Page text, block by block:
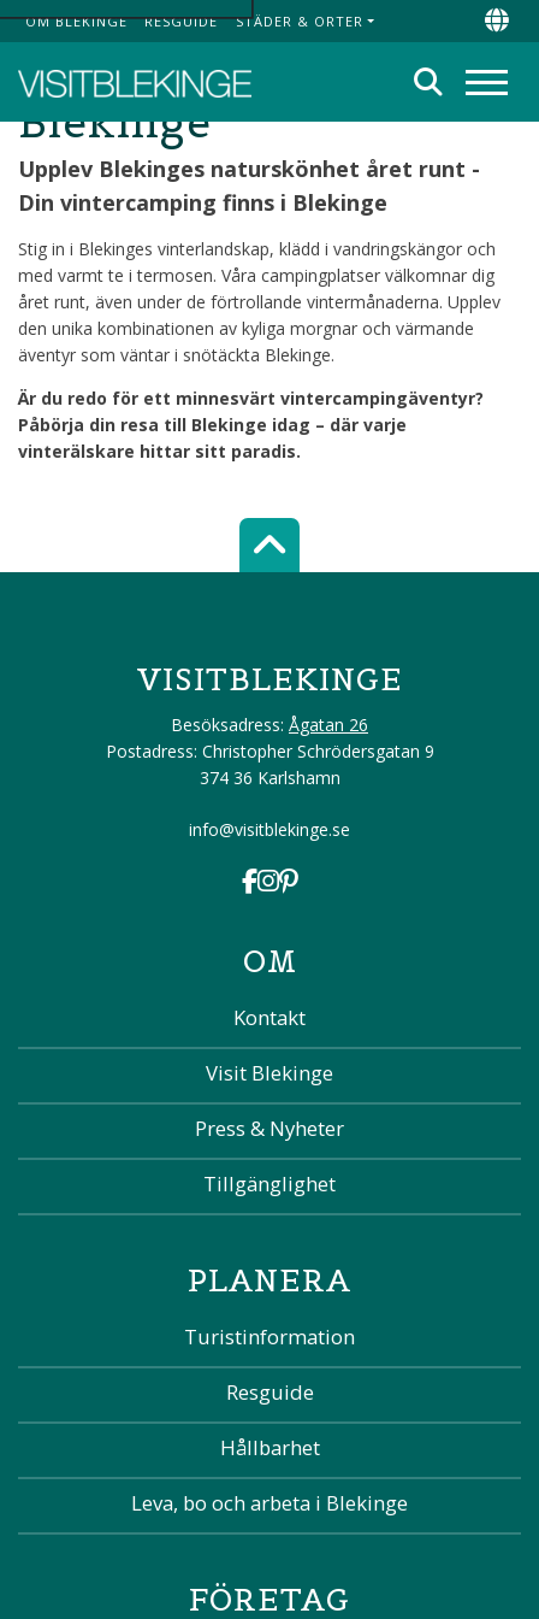
Top Menu
OM BLEKINGE RESGUIDE STÄDER & ORTER
Sök
Vintercampingar i
Blekinge
Upplev Blekinges naturskönhet året runt -
Din vintercamping finns i Blekinge
Stig in i Blekinges vinterlandskap, klädd i vandringskängor och
med varmt te i termosen. Våra campingplatser välkomnar dig
året runt, även under de förtrollande vintermånaderna. Upplev
den unika kombinationen av kyliga morgnar och värmande
äventyr som väntar i snötäckta Blekinge.
Är du redo för ett minnesvärt vintercampingäventyr?
Påbörja din resa till Blekinge idag – där varje
vinterälskare hittar sitt paradis.
Scroll top of
VISITBLEKINGE
Besöksadress: Ågatan 26
Postadress: Christopher Schrödersgatan 9
374 36 Karlshamn
info@visitblekinge.se
OM
Kontakt
Visit Blekinge
Press & Nyheter
Tillgänglighet
PLANERA
Turistinformation
Resguide
Hållbarhet
Leva, bo och arbeta i Blekinge
FÖRETAG